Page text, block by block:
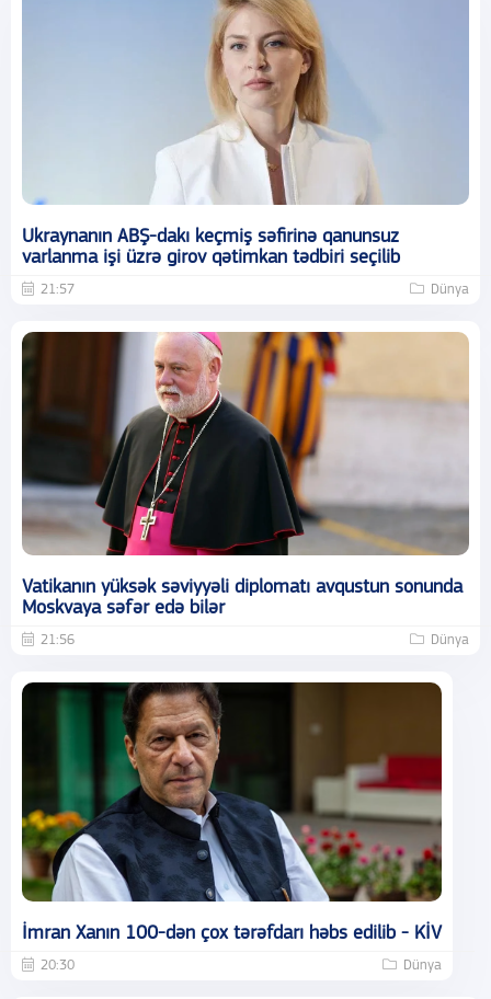
Ukraynanın ABŞ-dakı keçmiş səfirinə qanunsuz
varlanma işi üzrə girov qətimkan tədbiri seçilib
21:57 Dünya
Vatikanın yüksək səviyyəli diplomatı avqustun sonunda
Moskvaya səfər edə bilər
21:56 Dünya
İmran Xanın 100-dən çox tərəfdarı həbs edilib - KİV
20:30 Dünya